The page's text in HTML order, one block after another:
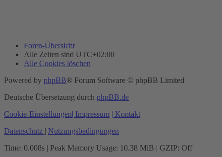
Foren-Übersicht
Alle Zeiten sind UTC+02:00
Alle Cookies löschen
Powered by phpBB® Forum Software © phpBB Limited
Deutsche Übersetzung durch phpBB.de
Cookie-Einstellungen| Impressum | Kontakt
Datenschutz | Nutzungsbedingungen
Time: 0.008s | Peak Memory Usage: 10.38 MiB | GZIP: Off